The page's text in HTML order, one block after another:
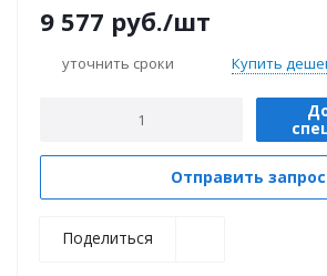
9 577 руб./шт
уточнить сроки Купить
Отправить запрос
Поделиться